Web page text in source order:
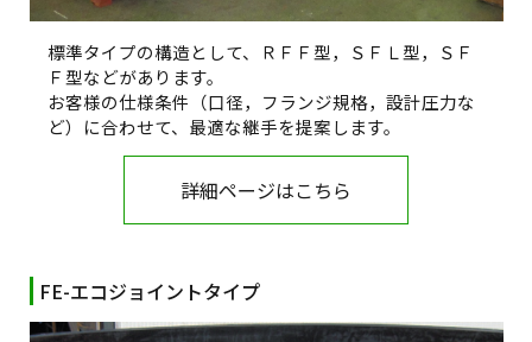
標準タイプの構造として、ＲＦＦ型，ＳＦＬ型，ＳＦ
Ｆ型などがあります。
お客様の仕様条件（口径，フランジ規格，設計圧力な
ど）に合わせて、最適な継手を提案します。
詳細ページはこちら
FE-エコジョイントタイプ